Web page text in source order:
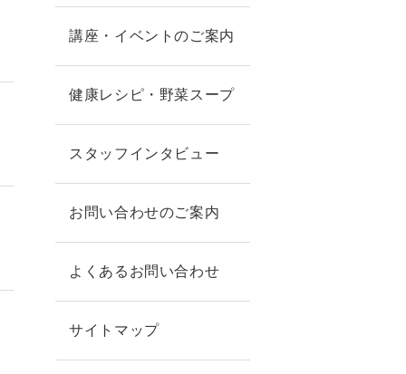
講座・イベントのご案内
健康レシピ・野菜スープ
スタッフインタビュー
お問い合わせのご案内
よくあるお問い合わせ
サイトマップ